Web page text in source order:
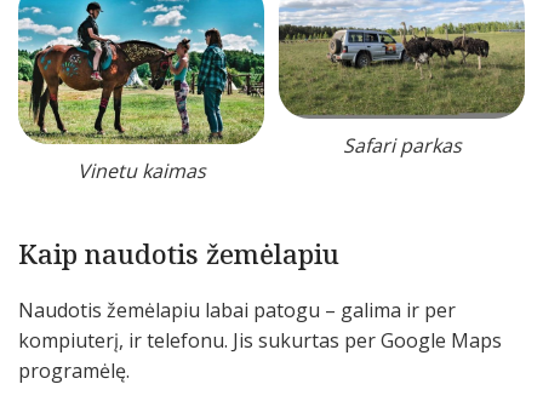
Vinetu kaimas
Safari parkas
Kaip naudotis žemėlapiu
Naudotis žemėlapiu labai patogu – galima ir per
kompiuterį, ir telefonu. Jis sukurtas per Google Maps
programėlę.